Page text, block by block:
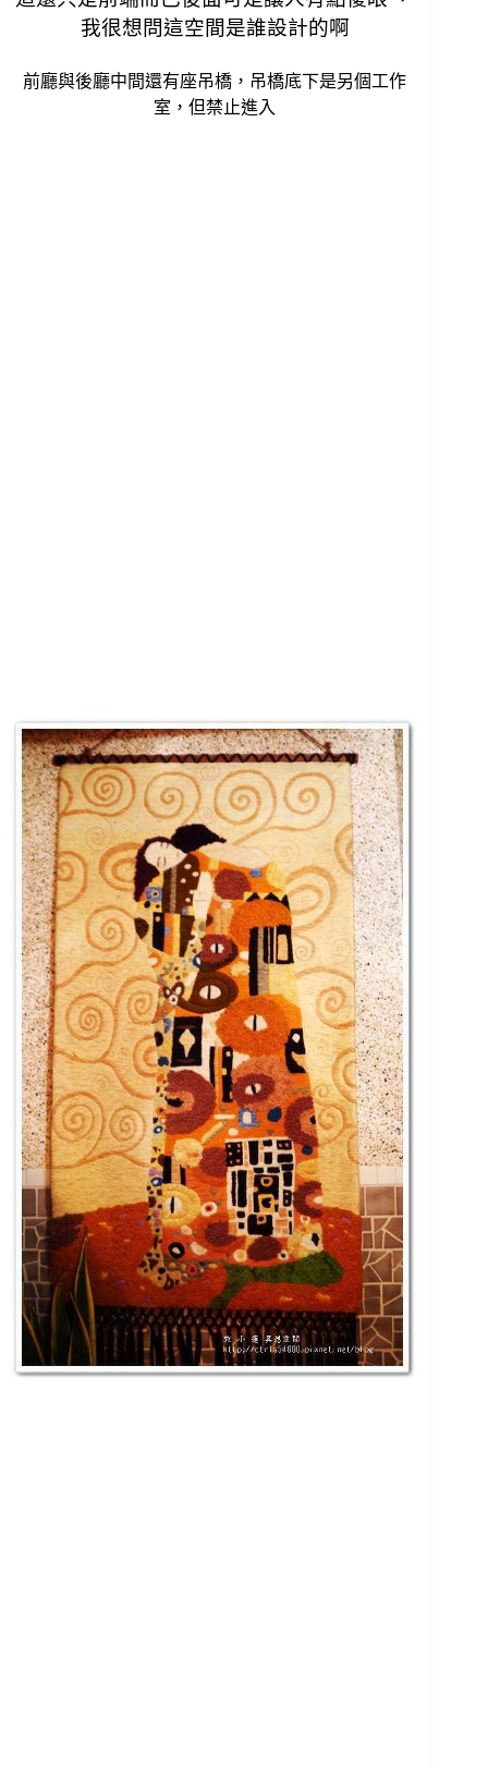
我很想問這空間是誰設計的啊
前廳與後廳中間還有座吊橋，吊橋底下是另個工作
室，但禁止進入